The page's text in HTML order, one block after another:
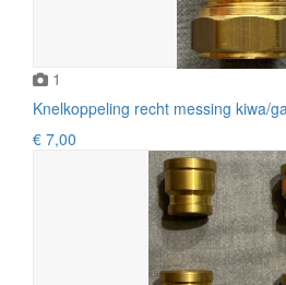
1
Knelkoppeling recht messing kiwa/
€ 7,00